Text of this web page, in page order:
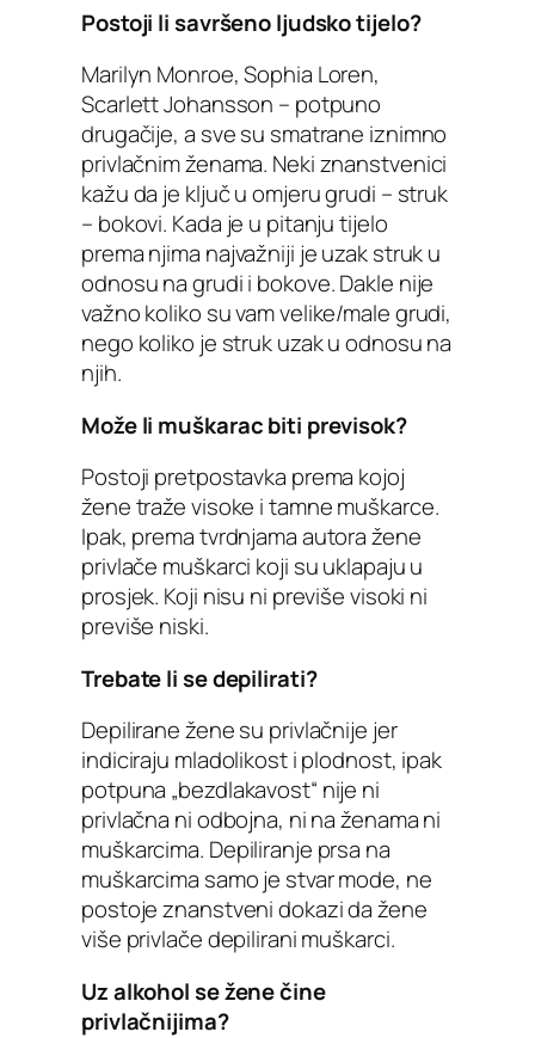
Postoji li savršeno ljudsko tijelo?
Marilyn Monroe, Sophia Loren,
Scarlett Johansson – potpuno
drugačije, a sve su smatrane iznimno
privlačnim ženama. Neki znanstvenici
kažu da je ključ u omjeru grudi – struk
– bokovi. Kada je u pitanju tijelo
prema njima najvažniji je uzak struk u
odnosu na grudi i bokove. Dakle nije
važno koliko su vam velike/male grudi,
nego koliko je struk uzak u odnosu na
njih.
Može li muškarac biti previsok?
Postoji pretpostavka prema kojoj
žene traže visoke i tamne muškarce.
Ipak, prema tvrdnjama autora žene
privlače muškarci koji su uklapaju u
prosjek. Koji nisu ni previše visoki ni
previše niski.
Trebate li se depilirati?
Depilirane žene su privlačnije jer
indiciraju mladolikost i plodnost, ipak
potpuna „bezdlakavost“ nije ni
privlačna ni odbojna, ni na ženama ni
muškarcima. Depiliranje prsa na
muškarcima samo je stvar mode, ne
postoje znanstveni dokazi da žene
više privlače depilirani muškarci.
Uz alkohol se žene čine
privlačnijima?